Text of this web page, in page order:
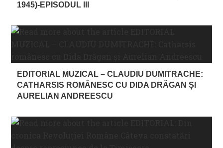
1945)-EPISODUL III
EDITORIAL MUZICAL – CLAUDIU DUMITRACHE:
CATHARSIS ROMÂNESC CU DIDA DRĂGAN ȘI
AURELIAN ANDREESCU